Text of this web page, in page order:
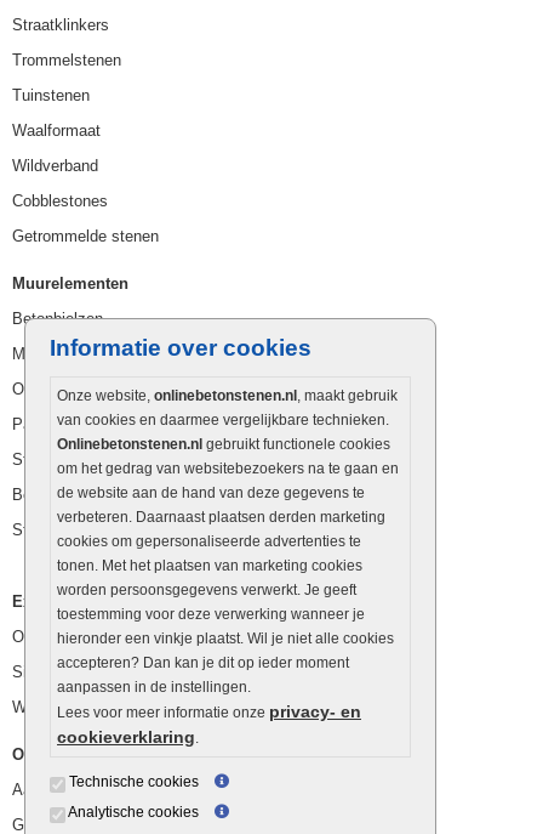
Informatie over cookies
Onze website, onlinebetonstenen.nl , maakt gebruik
van cookies en daarmee vergelijkbare technieken.
Onlinebetonstenen.nl gebruikt functionele cookies
om het gedrag van websitebezoekers na te gaan en
de website aan de hand van deze gegevens te
verbeteren. Daarnaast plaatsen derden marketing
cookies om gepersonaliseerde advertenties te
tonen. Met het plaatsen van marketing cookies
worden persoonsgegevens verwerkt. Je geeft
toestemming voor deze verwerking wanneer je
hieronder een vinkje plaatst. Wil je niet alle cookies
accepteren? Dan kan je dit op ieder moment
aanpassen in de instellingen.
Lees voor meer informatie onze privacy- en
cookieverklaring.
Technische cookies
Analytische cookies
Straatklinkers
Trommelstenen
Tuinstenen
Waalformaat
Wildverband
Cobblestones
Getrommelde stenen
Muurelementen
Betonbielzen
Muurstenen
Opsluitbanden
Palissaden
Stapelblokken
Betonblokken
Stapelstenen
Extra benodigdheden
Ophoogzand
Siergrind en siersplit
Waterafvoer
Overig
Aanbiedingen
Goedkope bestrating